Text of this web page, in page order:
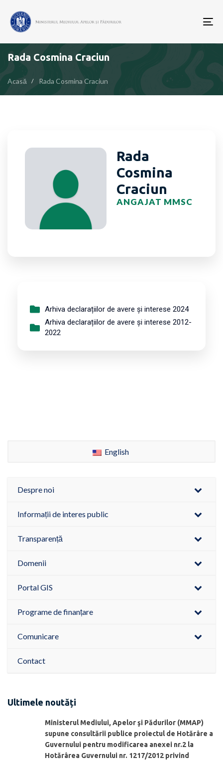
Rada Cosmina Craciun
Acasă Rada Cosmina Craciun
Rada
Cosmina
Craciun
ANGAJAT MMSC
Arhiva declarațiilor de avere și interese 2024
Arhiva declarațiilor de avere și interese 2012-
2022
English
Despre noi
Informații de interes public
Transparență
Domenii
Portal GIS
Programe de finanțare
Comunicare
Contact
Ultimele noutăți
Ministerul Mediului, Apelor şi Pădurilor (MMAP)
supune consultării publice proiectul de Hotărâre a
Guvernului pentru modificarea anexei nr.2 la
Hotărârea Guvernului nr. 1217/2012 privind